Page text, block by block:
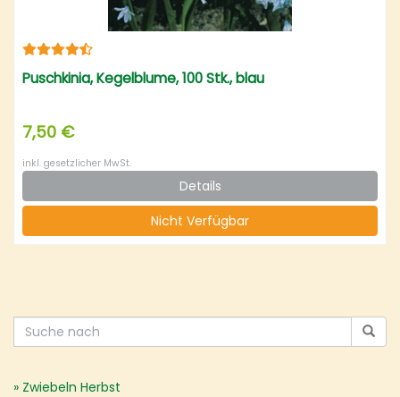
Puschkinia, Kegelblume, 100 Stk., blau
7,50 €
inkl. gesetzlicher MwSt.
Details
Nicht Verfügbar
Zwiebeln Herbst